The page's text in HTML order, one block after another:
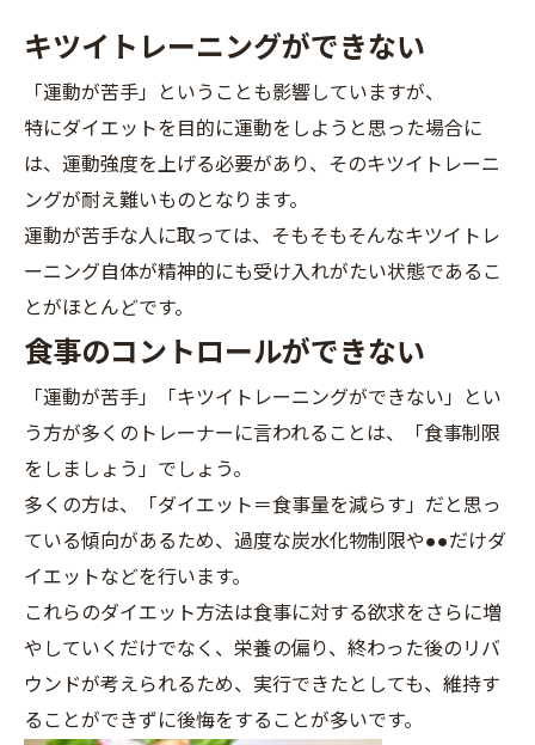
キツイトレーニングができない
「運動が苦手」ということも影響していますが、
特にダイエットを目的に運動をしようと思った場合に
は、運動強度を上げる必要があり、そのキツイトレーニ
ングが耐え難いものとなります。
運動が苦手な人に取っては、そもそもそんなキツイトレ
ーニング自体が精神的にも受け入れがたい状態であるこ
とがほとんどです。
食事のコントロールができない
「運動が苦手」「キツイトレーニングができない」とい
う方が多くのトレーナーに言われることは、「食事制限
をしましょう」でしょう。
多くの方は、「ダイエット＝食事量を減らす」だと思っ
ている傾向があるため、過度な炭水化物制限や●●だけダ
イエットなどを行います。
これらのダイエット方法は食事に対する欲求をさらに増
やしていくだけでなく、栄養の偏り、終わった後のリバ
ウンドが考えられるため、実行できたとしても、維持す
ることができずに後悔をすることが多いです。